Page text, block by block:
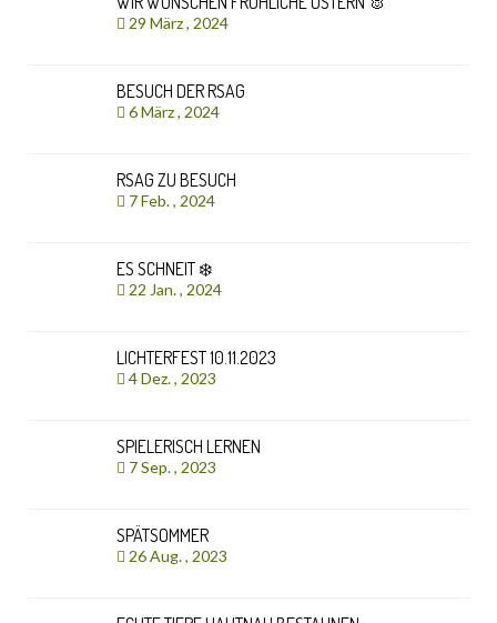
29 März , 2024
BESUCH DER RSAG
6 März , 2024
RSAG ZU BESUCH
7 Feb. , 2024
ES SCHNEIT ❄️
22 Jan. , 2024
LICHTERFEST 10.11.2023
4 Dez. , 2023
SPIELERISCH LERNEN
7 Sep. , 2023
SPÄTSOMMER
26 Aug. , 2023